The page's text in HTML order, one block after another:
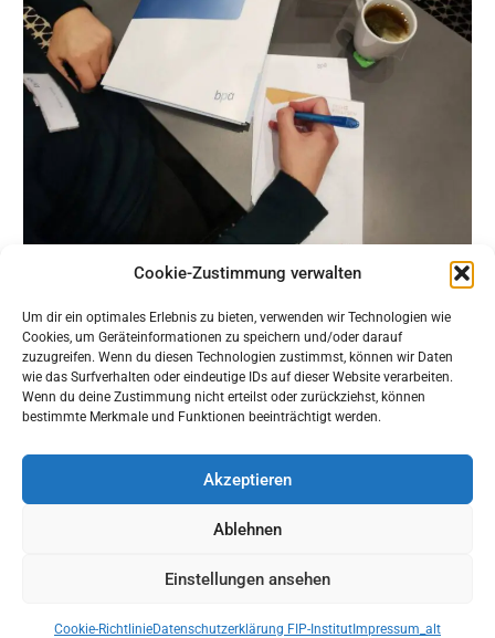
Cookie-Zustimmung verwalten
Um dir ein optimales Erlebnis zu bieten, verwenden wir Technologien wie
Cookies, um Geräteinformationen zu speichern und/oder darauf
zuzugreifen. Wenn du diesen Technologien zustimmst, können wir Daten
wie das Surfverhalten oder eindeutige IDs auf dieser Website verarbeiten.
Wenn du deine Zustimmung nicht erteilst oder zurückziehst, können
bestimmte Merkmale und Funktionen beeinträchtigt werden.
Akzeptieren
Ablehnen
Einstellungen ansehen
Cookie-RichtlinieDatenschutzerklärung FIP-Institut Impressum_alt
KONTAKT
069 3486760-10